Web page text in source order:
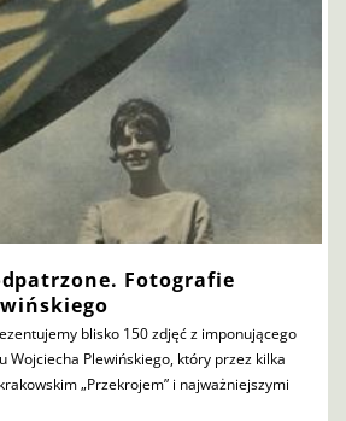
Fotografie
blisko 150 zdjęć z imponującego
Wojciecha Plewińskiego, który przez kilka
„Przekrojem” i najważniejszymi